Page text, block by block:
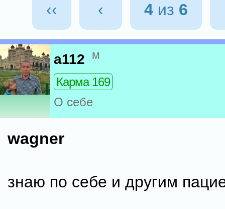
‹‹ ‹ 4из 6
a112 м
Карма 169
О себе
wagner
знаю по себе и другим